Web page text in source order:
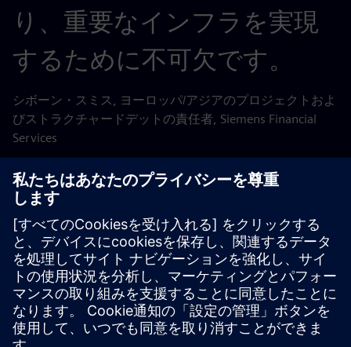
り、重要なインフラを実現
するために不可欠です。
シボーン・スミス, ヨーロッパ/アジアのプロジェクトおよ
びストラクチャードデットの責任者, Siemens Financial
Services
将来を見据えると、人口と繁栄の複合効果により、今後数
十年で中東の水需要は3倍になると予測されています。こ
のようなニーズに持続的に対処するためには、スマートテ
クノロジーの影響と、それらに早期に投資できるように調
整された資金調達ソリューションが、急速に発展している
地域にとって引き続き不可欠です。